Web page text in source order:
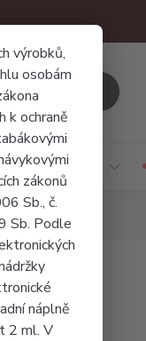
výrobků,
osobám
k ochraně
zákonů
Sb., č.
Sb. Podle
náplně
2 ml. V
cigarety